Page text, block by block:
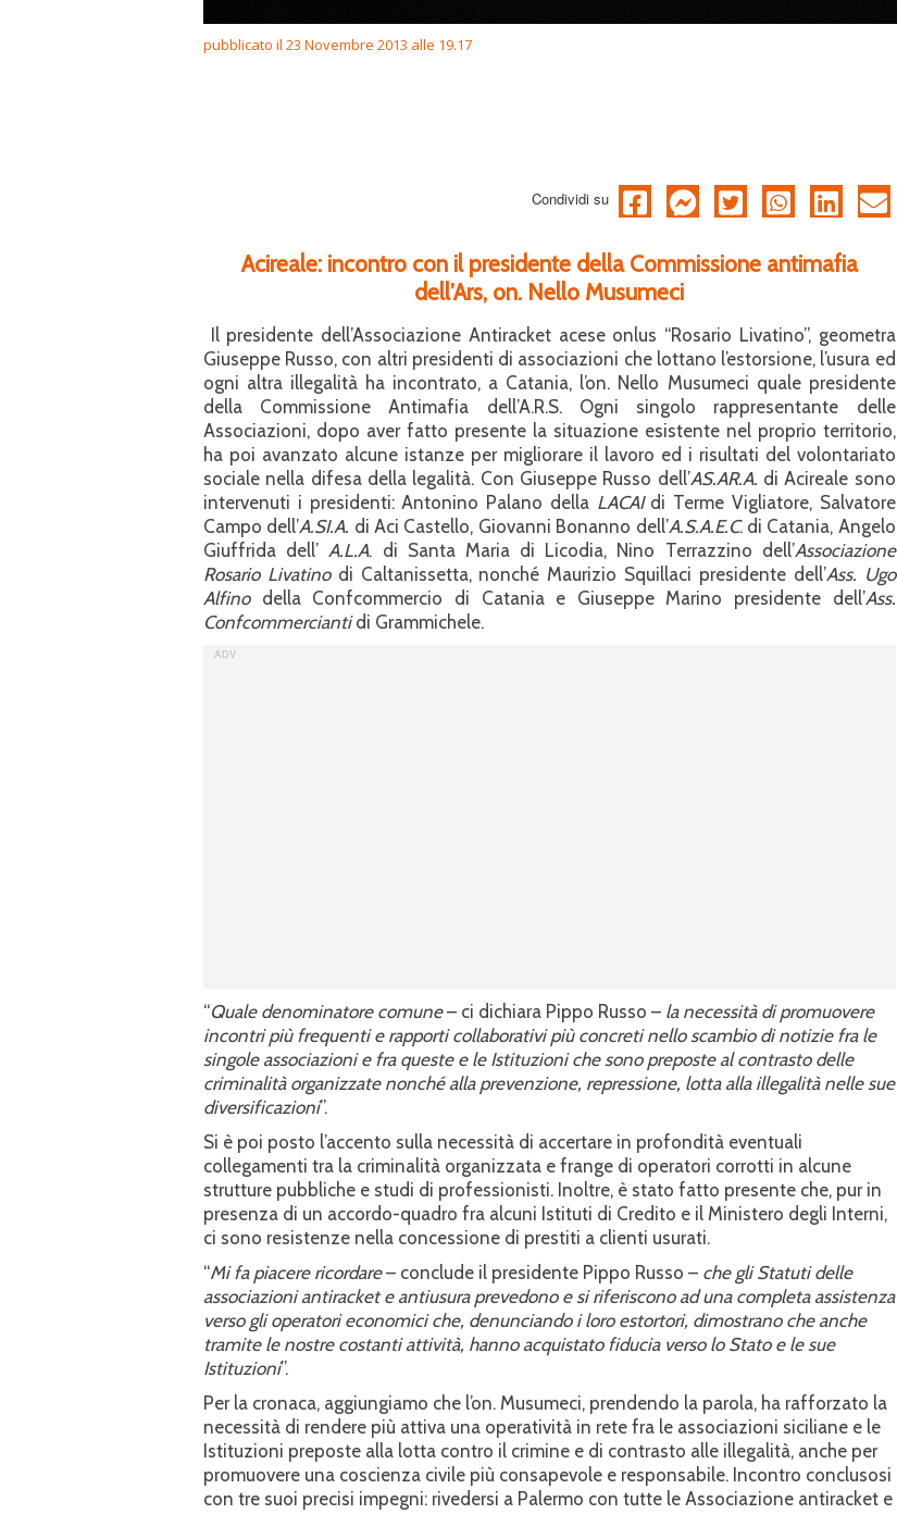
pubblicato il 23 Novembre 2013 alle 19.17
Condividi su
Acireale: incontro con il presidente della Commissione antimafia
dell’Ars, on. Nello Musumeci
Il presidente dell’Associazione Antiracket acese onlus “Rosario Livatino”, geometra
Giuseppe Russo, con altri presidenti di associazioni che lottano l’estorsione, l’usura ed
ogni altra illegalità ha incontrato, a Catania, l’on. Nello Musumeci quale presidente
della Commissione Antimafia dell’A.R.S. Ogni singolo rappresentante delle
Associazioni, dopo aver fatto presente la situazione esistente nel proprio territorio,
ha poi avanzato alcune istanze per migliorare il lavoro ed i risultati del volontariato
sociale nella difesa della legalità. Con Giuseppe Russo dell’AS.AR.A. di Acireale sono
intervenuti i presidenti: Antonino Palano della LACAI di Terme Vigliatore, Salvatore
Campo dell’A.SI.A. di Aci Castello, Giovanni Bonanno dell’A.S.A.E.C. di Catania, Angelo
Giuffrida dell’A.L.A. di Santa Maria di Licodia, Nino Terrazzino dell’Associazione
Rosario Livatinodi Caltanissetta, nonché Maurizio Squillaci presidente dell’Ass. Ugo
Alfinodella Confcommercio di Catania e Giuseppe Marino presidente dell’Ass.
Confcommerciantidi Grammichele.
“Quale denominatore comune– ci dichiara Pippo Russo – la necessità di promuovere
incontri più frequenti e rapporti collaborativi più concreti nello scambio di notizie fra le
singole associazioni e fra queste e le Istituzioni che sono preposte al contrasto delle
criminalità organizzate nonché alla prevenzione, repressione, lotta alla illegalità nelle sue
diversificazioni”.
Si è poi posto l’accento sulla necessità di accertare in profondità eventuali
collegamenti tra la criminalità organizzata e frange di operatori corrotti in alcune
strutture pubbliche e studi di professionisti. Inoltre, è stato fatto presente che, pur in
presenza di un accordo-quadro fra alcuni Istituti di Credito e il Ministero degli Interni,
ci sono resistenze nella concessione di prestiti a clienti usurati.
“Mi fa piacere ricordare– conclude il presidente Pippo Russo – che gli Statuti delle
associazioni antiracket e antiusura prevedono e si riferiscono ad una completa assistenza
verso gli operatori economici che, denunciando i loro estortori, dimostrano che anche
tramite le nostre costanti attività, hanno acquistato fiducia verso lo Stato e le sue
Istituzioni”.
Per la cronaca, aggiungiamo che l’on. Musumeci, prendendo la parola, ha rafforzato la
necessità di rendere più attiva una operatività in rete fra le associazioni siciliane e le
Istituzioni preposte alla lotta contro il crimine e di contrasto alle illegalità, anche per
promuovere una coscienza civile più consapevole e responsabile. Incontro conclusosi
con tre suoi precisi impegni: rivedersi a Palermo con tutte le Associazione antiracket e